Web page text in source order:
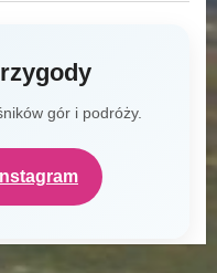
gór i podróży.
Instagram